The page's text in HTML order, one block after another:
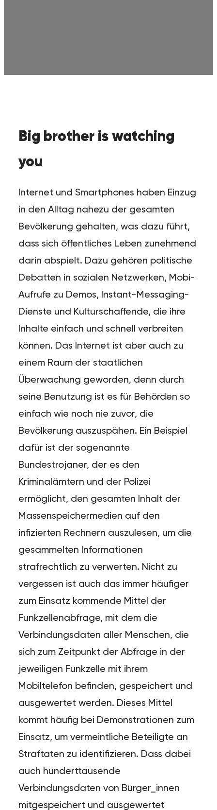
Big brother is watching
you
Internet und Smartphones haben Einzug
in den Alltag nahezu der gesamten
Bevölkerung gehalten, was dazu führt,
dass sich öffentliches Leben zunehmend
darin abspielt. Dazu gehören politische
Debatten in sozialen Netzwerken, Mobi-
Aufrufe zu Demos, Instant-Messaging-
Dienste und Kulturschaffende, die ihre
Inhalte einfach und schnell verbreiten
können. Das Internet ist aber auch zu
einem Raum der staatlichen
Überwachung geworden, denn durch
seine Benutzung ist es für Behörden so
einfach wie noch nie zuvor, die
Bevölkerung auszuspähen. Ein Beispiel
dafür ist der sogenannte
Bundestrojaner, der es den
Kriminalämtern und der Polizei
ermöglicht, den gesamten Inhalt der
Massenspeichermedien auf den
infizierten Rechnern auszulesen, um die
gesammelten Informationen
strafrechtlich zu verwerten. Nicht zu
vergessen ist auch das immer häufiger
zum Einsatz kommende Mittel der
Funkzellenabfrage, mit dem die
Verbindungsdaten aller Menschen, die
sich zum Zeitpunkt der Abfrage in der
jeweiligen Funkzelle mit ihrem
Mobiltelefon befinden, gespeichert und
ausgewertet werden. Dieses Mittel
kommt häufig bei Demonstrationen zum
Einsatz, um vermeintliche Beteiligte an
Straftaten zu identifizieren. Dass dabei
auch hunderttausende
Verbindungsdaten von Bürger_innen
mitgespeichert und ausgewertet